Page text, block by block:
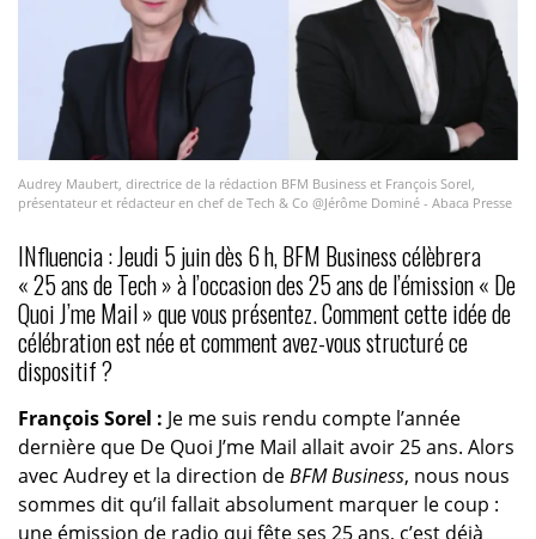
Audrey Maubert, directrice de la rédaction BFM Business et François Sorel,
présentateur et rédacteur en chef de Tech & Co @Jérôme Dominé - Abaca Presse
INfluencia : Jeudi 5 juin dès 6 h, BFM Business célèbrera
« 25 ans de Tech » à l’occasion des 25 ans de l’émission « De
Quoi J’me Mail » que vous présentez. Comment cette idée de
célébration est née et comment avez-vous structuré ce
dispositif ?
François Sorel : Je me suis rendu compte l’année
dernière que De Quoi J’me Mail allait avoir 25 ans. Alors
avec Audrey et la direction deBFM Business, nous nous
sommes dit qu’il fallait absolument marquer le coup :
une émission de radio qui fête ses 25 ans, c’est déjà